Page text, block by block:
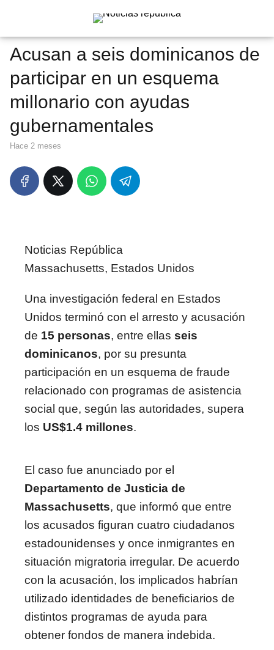
Acusan a seis dominicanos de
participar en un esquema
millonario con ayudas
gubernamentales
hace 2 meses
Noticias República
Massachusetts, Estados Unidos
Una investigación federal en Estados
Unidos terminó con el arresto y acusación
de 15 personas, entre ellas seis
dominicanos, por su presunta
participación en un esquema de fraude
relacionado con programas de asistencia
social que, según las autoridades, supera
los US$1.4 millones.
El caso fue anunciado por el
Departamento de Justicia de
Massachusetts, que informó que entre
los acusados figuran cuatro ciudadanos
estadounidenses y once inmigrantes en
situación migratoria irregular. De acuerdo
con la acusación, los implicados habrían
utilizado identidades de beneficiarios de
distintos programas de ayuda para
obtener fondos de manera indebida.